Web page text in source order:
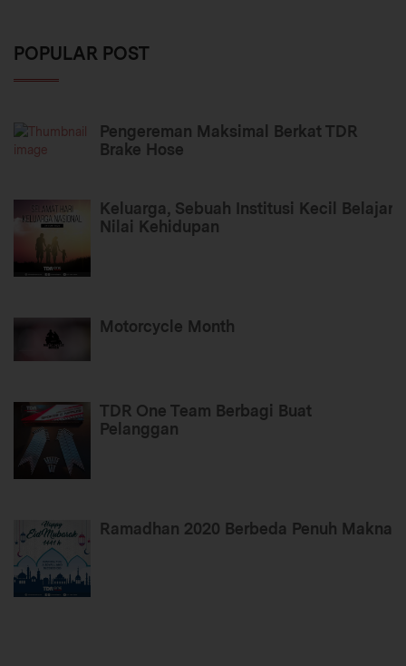
POPULAR POST
Pengereman Maksimal Berkat TDR
Brake Hose
Keluarga, Sebuah Institusi Kecil Belajar
Nilai Kehidupan
Motorcycle Month
TDR One Team Berbagi Buat
Pelanggan
Ramadhan 2020 Berbeda Penuh Makna